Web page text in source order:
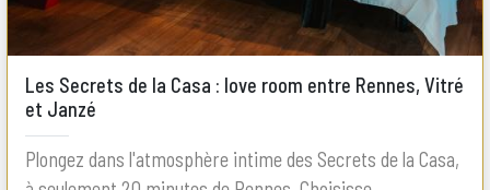
Les Secrets de la Casa : love room entre Rennes, Vitré
et Janzé
Plongez dans l'atmosphère intime des Secrets de la Casa,